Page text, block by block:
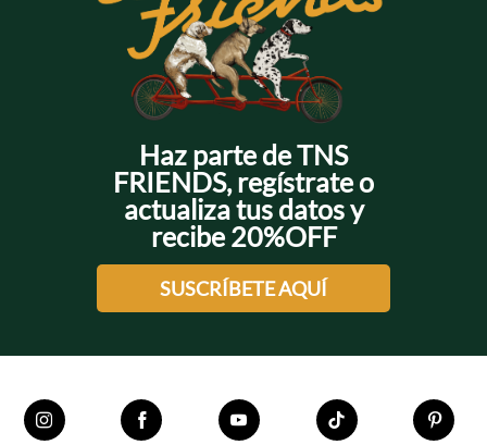
Haz parte de TNS
FRIENDS, regístrate o
actualiza tus datos y
recibe 20%OFF
SUSCRÍBETE AQUÍ